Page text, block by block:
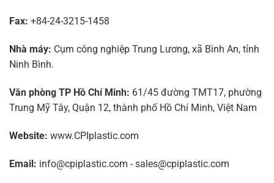
Fax: +84-24-3215-1458
Nhà máy: Cụm công nghiệp Trung Lương, xã Bình An, tỉnh
Ninh Bình.
Văn phòng TP Hồ Chí Minh: 61/45 đường TMT17, phường
Trung Mỹ Tây, Quận 12, thành phố Hồ Chí Minh, Việt Nam
Website: www.CPIplastic.com
Email: info@cpiplastic.com - sales@cpiplastic.com